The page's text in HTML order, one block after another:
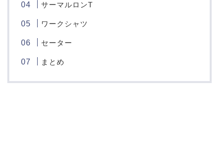
サーマルロンT
ワークシャツ
セーター
まとめ